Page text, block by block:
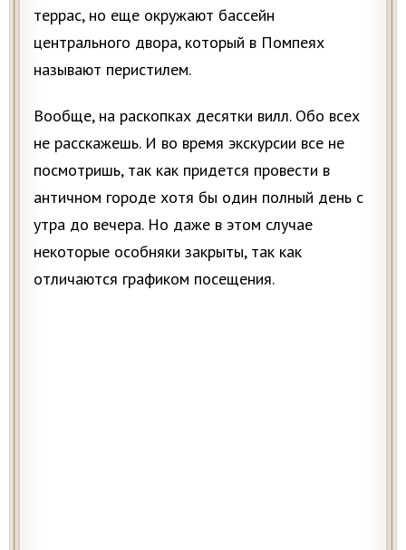
террас, но еще окружают бассейн
центрального двора, который в Помпеях
называют перистилем.
Вообще, на раскопках десятки вилл. Обо всех
не расскажешь. И во время экскурсии все не
посмотришь, так как придется провести в
античном городе хотя бы один полный день с
утра до вечера. Но даже в этом случае
некоторые особняки закрыты, так как
отличаются графиком посещения.